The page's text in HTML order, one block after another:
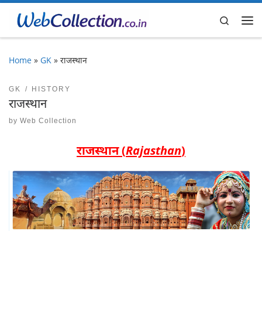
Skip to content
Search
Home » GK » राजस्थान
GK HISTORY
राजस्थान
by Web Collection
राजस्थान (Rajasthan)